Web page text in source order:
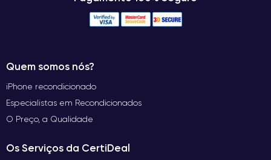
Quem somos nós?
iPhone recondicionado
Especialistas em Recondicionados
O Preço, a Qualidade
Os Serviços da CertiDeal